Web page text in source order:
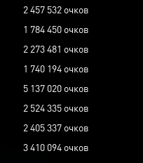
2 457 532 очков
1 784 450 очков
2 273 481 очков
1 740 194 очков
5 137 020 очков
2 524 335 очков
2 405 337 очков
3 410 094 очков